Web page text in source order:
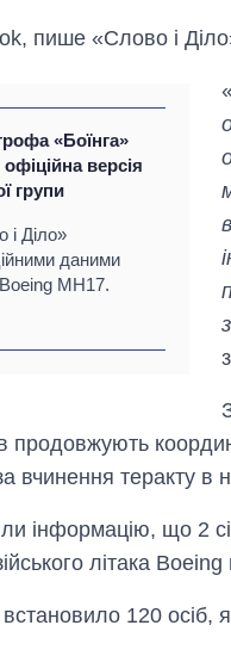
пише «Слово і
«Боїнга»
офіційна версія
групи
і Діло»
даними
MH17.
продовжують
вчинення теракту в
інформацію, що 2
літака
120 осіб,